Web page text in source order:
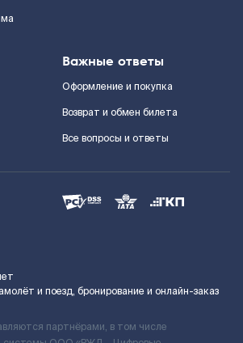
Важные ответы
Оформление и покупка
Возврат и обмен билета
Все вопросы и ответы
и поезд, бронирование и онлайн-заказ
партнёрами, в том числе